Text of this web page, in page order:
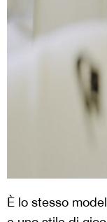
È lo stesso